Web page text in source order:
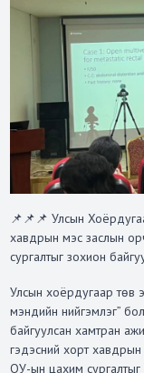
📌📌📌 Улсын
хавдрын мэс заслын
сургалтыг зохион
Улсын хоёрдугаар төв
мэндийн нийгэмлэг”
байгуулсан хамтран
гэдэсний хорт хавдрын
ОУ-ын цахим